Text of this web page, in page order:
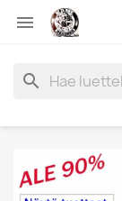

search